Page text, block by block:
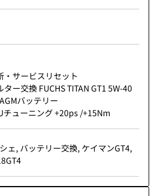
・サービスリセット
ー交換 FUCHS TITAN GT1 5W-40
バッテリー
ューニング +20ps /+15Nm
ェ, バッテリー交換, ケイマンGT4,